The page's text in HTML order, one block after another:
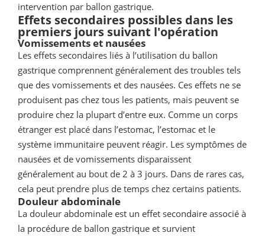
intervention par ballon gastrique.
Effets secondaires possibles dans les
premiers jours suivant l'opération
Vomissements et nausées
Les effets secondaires liés à l’utilisation du ballon
gastrique comprennent généralement des troubles tels
que des vomissements et des nausées. Ces effets ne se
produisent pas chez tous les patients, mais peuvent se
produire chez la plupart d’entre eux. Comme un corps
étranger est placé dans l’estomac, l’estomac et le
système immunitaire peuvent réagir. Les symptômes de
nausées et de vomissements disparaissent
généralement au bout de 2 à 3 jours. Dans de rares cas,
cela peut prendre plus de temps chez certains patients.
Douleur abdominale
La douleur abdominale est un effet secondaire associé à
la procédure de ballon gastrique et survient